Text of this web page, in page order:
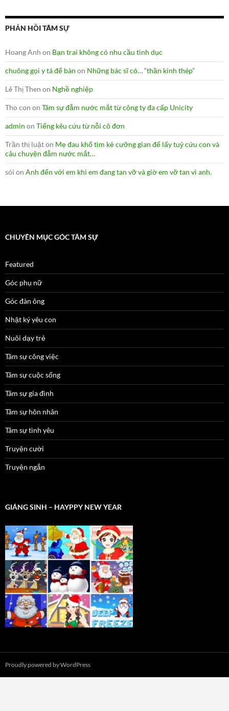
PHẢN HỒI TÂM SỰ
Hoang Anh on Bạn trai không có nhu cầu tình dục
chuông gọi y tá để bàn on Những bác sĩ có… “thần kinh thép”
Lê Thị Then on Nghề nghiệp
Tho con on Tâm sự đẫm nước mắt từ công ty đa cấp Unicity
admin on Tiếng kêu cứu từ nỗi cô đơn
Trần thị luậton Mẹ đau khổ tìm kẻ cưỡng gian để lấy tuỷ cứu con và
câu chuyện đẫm nước mắt…
sói on Anh đến với em khi em đang tan vỡ và giờ em vỡ tan vì anh.
CHUYÊN MỤC GÓC TÂM SỰ
Featured
Góc phụ nữ
Góc đàn ông
Nhật ký yêu con
Nuôi dạy trẻ
Tâm sự công việc
Tâm sự cuộc sống
Tâm sự gia đình
Tâm sự hôn nhân
Tâm sự tình yêu
Truyện cười
Truyện ngắn
GIÁNG SINH – HAYPPY NEW YEAR
Proudly powered by WordPress